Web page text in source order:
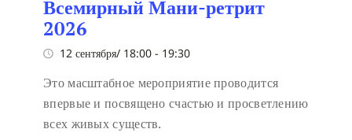
Всемирный Мани-ретрит
2026
12 сентября/ 18:00 - 19:30
Это масштабное мероприятие проводится
впервые и посвящено счастью и просветлению
всех живых существ.